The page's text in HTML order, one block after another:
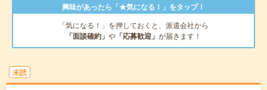
興味があったら「★気になる！」をタップ！
「気になる！」を押しておくと、派遣会社から
「面談確約」 や 「応募歓迎」 が届きます！
未読